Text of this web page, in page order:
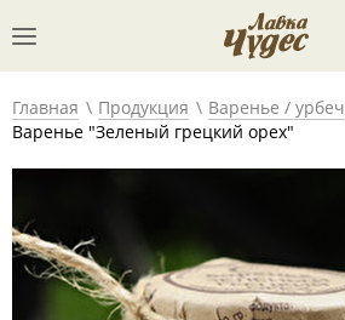
Главная Продукция
Варенье / урбеч
Варенье "Зеленый грецкий орех"